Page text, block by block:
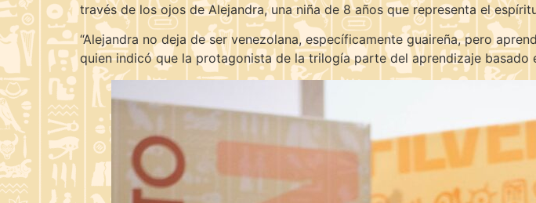
través de los ojos de Alejandra, una niña de 8 años que representa el
“Alejandra no deja de ser venezolana, específicamente guaireña, pero
quien indicó que la protagonista de la trilogía parte del aprendizaje basado